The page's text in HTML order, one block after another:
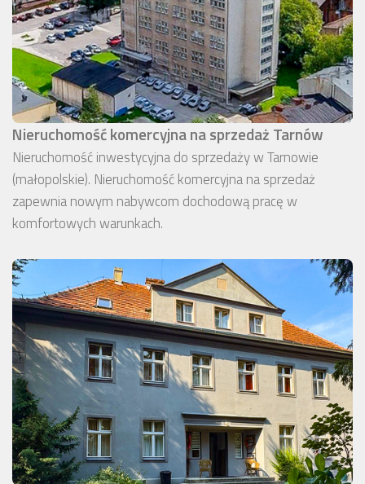
Nieruchomość komercyjna na sprzedaż Tarnów
Nieruchomość inwestycyjna do sprzedaży w Tarnowie
(małopolskie). Nieruchomość komercyjna na sprzedaż
zapewnia nowym nabywcom dochodową pracę w
komfortowych warunkach.